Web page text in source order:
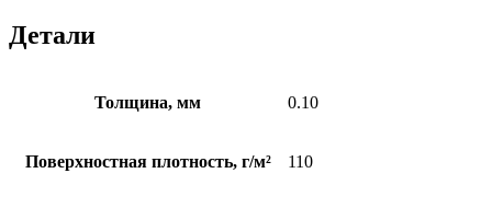
Детали
Толщина, мм 0.10
Поверхностная плотность, г/м² 110